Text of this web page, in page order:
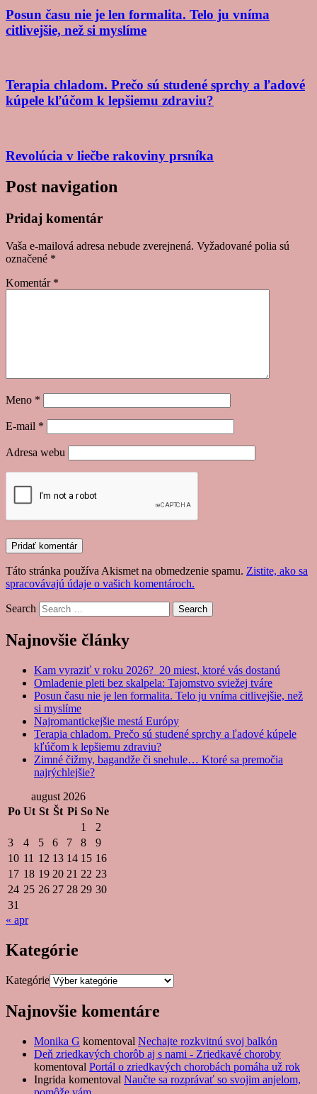
Posun času nie je len formalita. Telo ju vníma
citlivejšie, než si myslíme
Terapia chladom. Prečo sú studené sprchy a ľadové
kúpele kľúčom k lepšiemu zdraviu?
Revolúcia v liečbe rakoviny prsníka
Post navigation
Pridaj komentár
Vaša e-mailová adresa nebude zverejnená. Vyžadované polia sú
označené *
Komentár *
Meno *
E-mail *
Adresa webu
Táto stránka používa Akismet na obmedzenie spamu. Zistite, ako sa
spracovávajú údaje o vašich komentároch.
Search
Najnovšie články
Kam vyraziť v roku 2026? 20 miest, ktoré vás dostanú
Omladenie pleti bez skalpela: Tajomstvo sviežej tváre
Posun času nie je len formalita. Telo ju vníma citlivejšie, než
si myslíme
Najromantickejšie mestá Európy
Terapia chladom. Prečo sú studené sprchy a ľadové kúpele
kľúčom k lepšiemu zdraviu?
Zimné čižmy, bagandže či snehule… Ktoré sa premočia
najrýchlejšie?
august 2026
Po Ut St Št Pi So Ne
1
2
3
4 5 6 7 8
9
10 11 12 13 14 15 16
17 18 19 20 21 22 23
24 25 26 27 28 29 30
31
« apr
Kategórie
Kategórie
Najnovšie komentáre
Monika G komentoval Nechajte rozkvitnú svoj balkón
Deň zriedkavých chorôb aj s nami - Zriedkavé choroby
komentoval Portál o zriedkavých chorobách pomáha už rok
Ingrida komentoval Naučte sa rozprávať so svojim anjelom,